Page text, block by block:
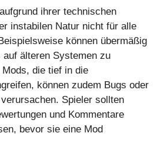
ihrer technischen
instabilen Natur nicht für alle
können übermäßig
älteren Systemen zu
die tief in die
können zudem Bugs oder
Spieler sollten
und Kommentare
bevor sie eine Mod